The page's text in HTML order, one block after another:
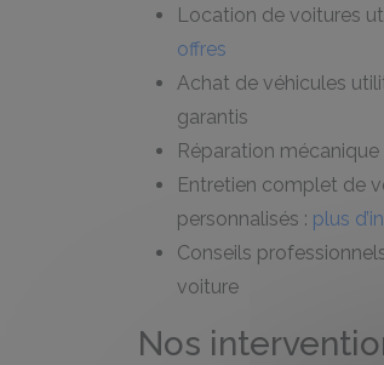
Location de voitures
offres
Achat de véhicules
garantis
Réparation
Entretien complet de
personnalisés : plus
Conseils
voiture
Nos